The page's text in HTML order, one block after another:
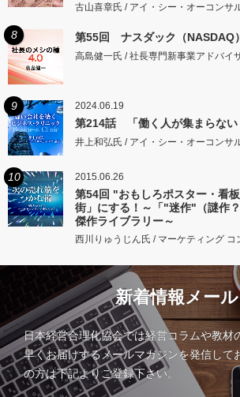
古山喜章氏 / アイ・シー・オーコンサ
8 第55回 ナスダック（NASDAQ）
高島健一氏 / 社長専門新事業アドバイ
9 2024.06.19
第214話 「働く人が集まらない
井上和弘氏 / アイ・シー・オーコンサ
10 2015.06.26
第54回 "おもしろポスター・看
街」にする！～「"迷作"（謎作
傑作ライブラリー～
西川りゅうじん氏 / マーケティング コ
新着情報メール
日本経営合理化協会では経営コラムや教材
早くお届けするメールマガジンを発信して
の方は下記よりご登録下さい。